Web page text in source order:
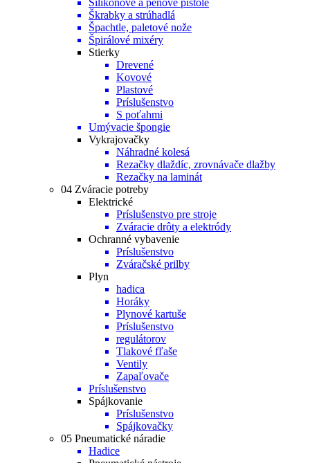
Silikónové a penové pištole
Škrabky a strúhadlá
Špachtle, paletové nože
Špirálové mixéry
Stierky
Drevené
Kovové
Plastové
Príslušenstvo
S poťahmi
Umývacie špongie
Vykrajovačky
Náhradné kolesá
Rezačky dlaždíc, zrovnávače dlažby
Rezačky na laminát
04 Zváracie potreby
Elektrické
Príslušenstvo pre stroje
Zváracie drôty a elektródy
Ochranné vybavenie
Príslušenstvo
Zváračské prilby
Plyn
hadica
Horáky
Plynové kartuše
Príslušenstvo
regulátorov
Tlakové fľaše
Ventily
Zapaľovače
Príslušenstvo
Spájkovanie
Príslušenstvo
Spájkovačky
05 Pneumatické náradie
Hadice